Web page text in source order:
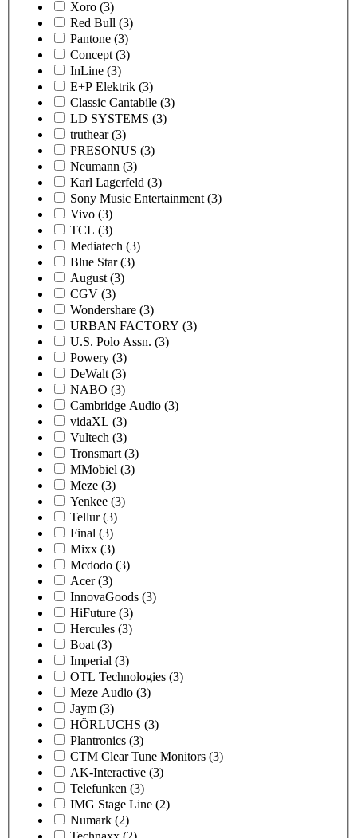
Xoro (3)
Red Bull (3)
Pantone (3)
Concept (3)
InLine (3)
E+P Elektrik (3)
Classic Cantabile (3)
LD SYSTEMS (3)
truthear (3)
PRESONUS (3)
Neumann (3)
Karl Lagerfeld (3)
Sony Music Entertainment (3)
Vivo (3)
TCL (3)
Mediatech (3)
Blue Star (3)
August (3)
CGV (3)
Wondershare (3)
URBAN FACTORY (3)
U.S. Polo Assn. (3)
Powery (3)
DeWalt (3)
NABO (3)
Cambridge Audio (3)
vidaXL (3)
Vultech (3)
Tronsmart (3)
MMobiel (3)
Meze (3)
Yenkee (3)
Tellur (3)
Final (3)
Mixx (3)
Mcdodo (3)
Acer (3)
InnovaGoods (3)
HiFuture (3)
Hercules (3)
Boat (3)
Imperial (3)
OTL Technologies (3)
Meze Audio (3)
Jaym (3)
HÖRLUCHS (3)
Plantronics (3)
CTM Clear Tune Monitors (3)
AK-Interactive (3)
Telefunken (3)
IMG Stage Line (2)
Numark (2)